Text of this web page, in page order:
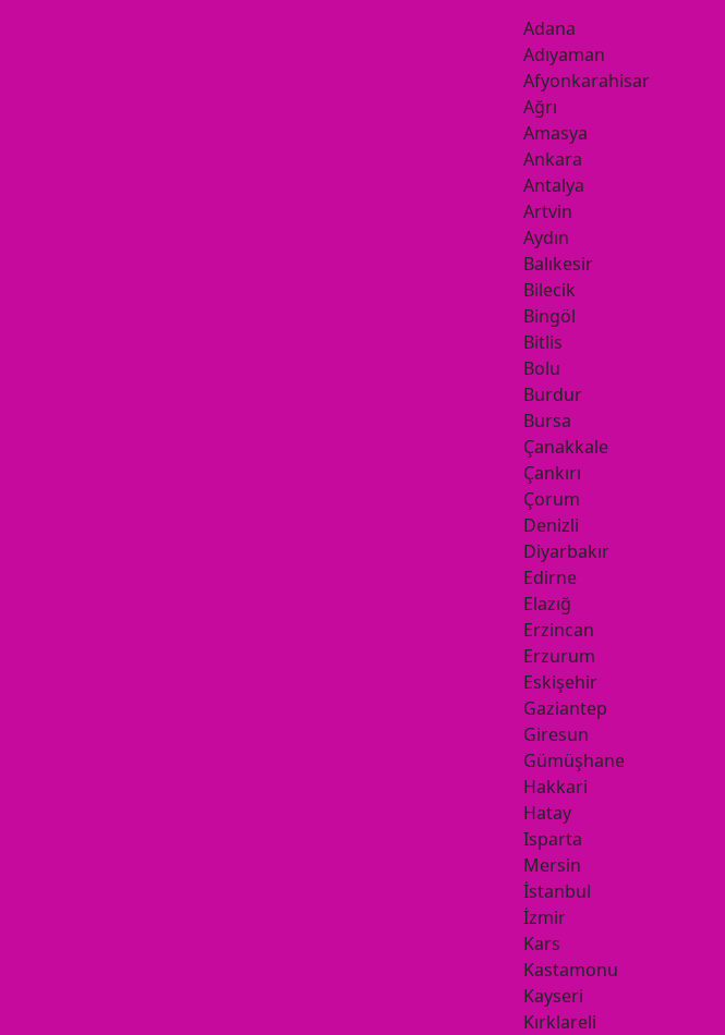
Adana
Adıyaman
Afyonkarahisar
Ağrı
Amasya
Ankara
Antalya
Artvin
Aydın
Balıkesir
Bilecik
Bingöl
Bitlis
Bolu
Burdur
Bursa
Çanakkale
Çankırı
Çorum
Denizli
Diyarbakır
Edirne
Elazığ
Erzincan
Erzurum
Eskişehir
Gaziantep
Giresun
Gümüşhane
Hakkari
Hatay
Isparta
Mersin
İstanbul
İzmir
Kars
Kastamonu
Kayseri
Kırklareli